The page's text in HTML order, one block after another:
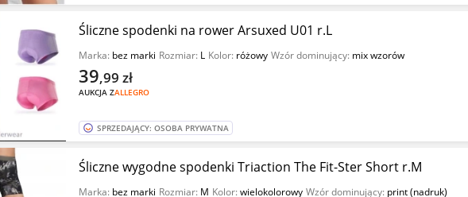
Śliczne spodenki na rower Arsuxed U01 r.L
Marka: bez marki Rozmiar: L Kolor: różowy Wzór dominujący: mix wzorów
AUKCJA ZALLEGRO
39,99 zł
SPRZEDAJĄCY: OSOBA PRYWATNA
Śliczne wygodne spodenki Triaction The Fit-Ster Short r.M
Marka: bez marki Rozmiar: M Kolor:wielokolorowy Wzór dominujący: print (nadruk)